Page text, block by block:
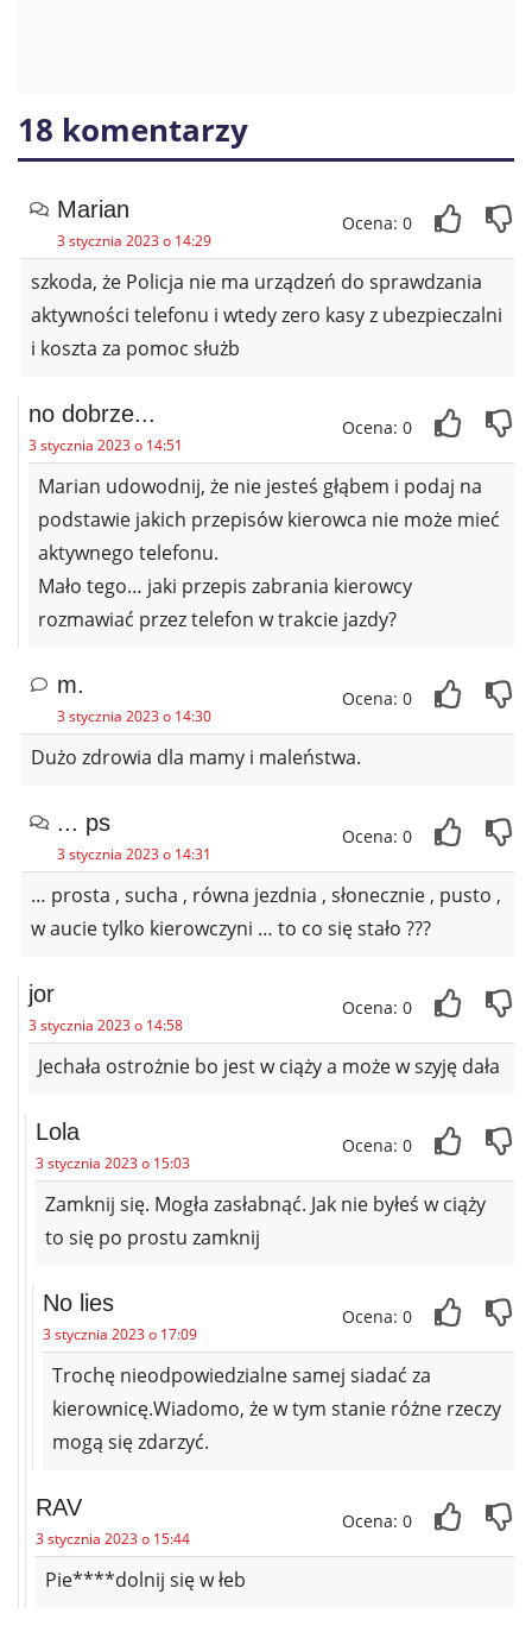
18 komentarzy
Marian
3 stycznia 2023 o 14:29
Ocena: 0
szkoda, że Policja nie ma urządzeń do sprawdzania
aktywności telefonu i wtedy zero kasy z ubezpieczalni
i koszta za pomoc służb
no dobrze...
3 stycznia 2023 o 14:51
Ocena: 0
Marian udowodnij, że nie jesteś głąbem i podaj na
podstawie jakich przepisów kierowca nie może mieć
aktywnego telefonu.
Mało tego… jaki przepis zabrania kierowcy
rozmawiać przez telefon w trakcie jazdy?
m.
3 stycznia 2023 o 14:30
Ocena: 0
Dużo zdrowia dla mamy i maleństwa.
... ps
3 stycznia 2023 o 14:31
Ocena: 0
… prosta , sucha , równa jezdnia , słonecznie , pusto ,
w aucie tylko kierowczyni … to co się stało ???
jor
3 stycznia 2023 o 14:58
Ocena: 0
Jechała ostrożnie bo jest w ciąży a może w szyję dała
Lola
3 stycznia 2023 o 15:03
Ocena: 0
Zamknij się. Mogła zasłabnąć. Jak nie byłeś w ciąży
to się po prostu zamknij
No lies
3 stycznia 2023 o 17:09
Ocena: 0
Trochę nieodpowiedzialne samej siadać za
kierownicę.Wiadomo, że w tym stanie różne rzeczy
mogą się zdarzyć.
RAV
3 stycznia 2023 o 15:44
Ocena: 0
Pie****dolnij się w łeb